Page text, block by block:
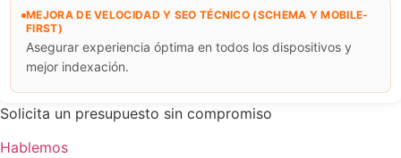
MEJORA DE VELOCIDAD Y SEO TÉCNICO (SCHEMA Y MOBILE-
FIRST)
Asegurar experiencia óptima en todos los dispositivos y
mejor indexación.
Solicita un presupuesto sin compromiso
Hablemos